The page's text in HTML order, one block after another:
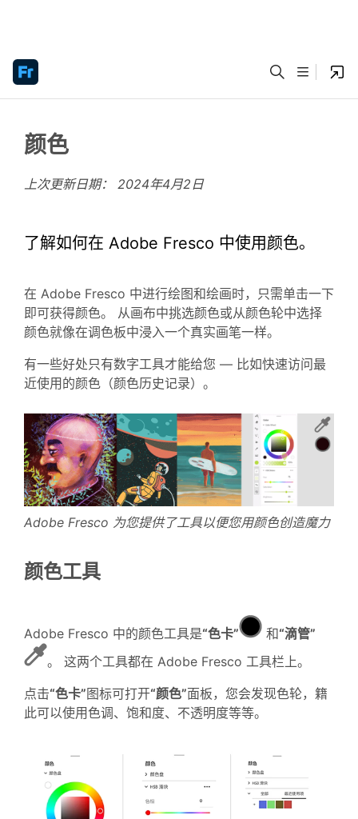
颜色
上次更新日期： 2024年4月2日
了解如何在 Adobe Fresco 中使用颜色。
在 Adobe Fresco 中进行绘图和绘画时，只需单击一下
即可获得颜色。 从画布中挑选颜色或从颜色轮中选择
颜色就像在调色板中浸入一个真实画笔一样。
有一些好处只有数字工具才能给您 — 比如快速访问最
近使用的颜色（颜色历史记录）。
Adobe Fresco 为您提供了工具以便您用颜色创造魔力
颜色工具
Adobe Fresco 中的颜色工具是“色卡” 和“滴管”
。 这两个工具都在 Adobe Fresco 工具栏上。
点击“色卡”图标可打开“颜色”面板，您会发现色轮，籍
此可以使用色调、饱和度、不透明度等等。